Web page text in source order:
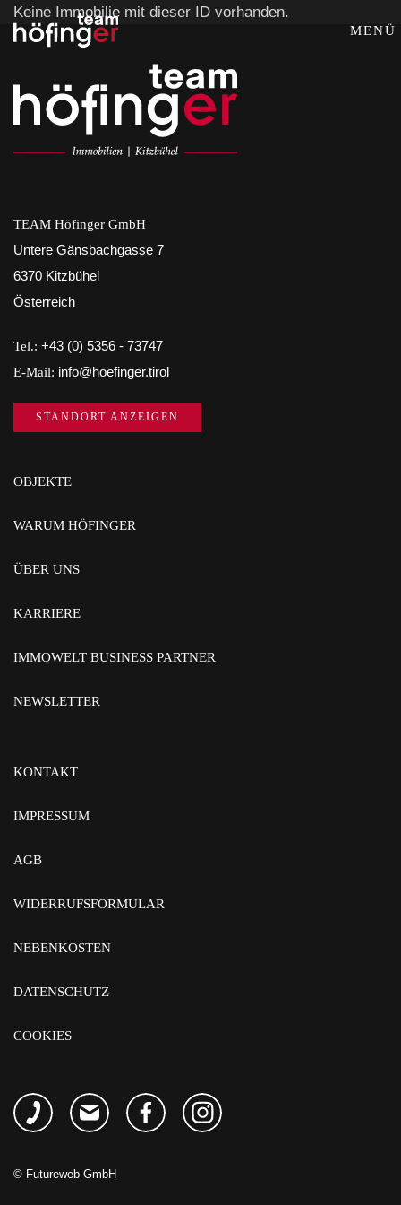
MENÜ
Keine Immobilie mit dieser ID vorhanden.
TEAM Höfinger GmbH
Untere Gänsbachgasse 7
6370 Kitzbühel
Österreich
Tel.: +43 (0) 5356 - 73747
E-Mail: info@hoefinger.tirol
STANDORT ANZEIGEN
OBJEKTE
WARUM HÖFINGER
ÜBER UNS
KARRIERE
IMMOWELT BUSINESS PARTNER
NEWSLETTER
KONTAKT
IMPRESSUM
AGB
WIDERRUFSFORMULAR
NEBENKOSTEN
DATENSCHUTZ
COOKIES
© Futureweb GmbH